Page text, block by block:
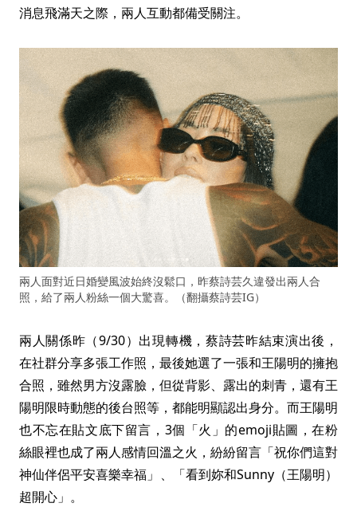
消息飛滿天之際，兩人互動都備受關注。
兩人面對近日婚變風波始終沒鬆口，昨蔡詩芸久違發出兩人合
照，給了兩人粉絲一個大驚喜。（翻攝蔡詩芸IG）
兩人關係昨（9/30）出現轉機，蔡詩芸昨結束演出後，
在社群分享多張工作照，最後她選了一張和王陽明的擁抱
合照，雖然男方沒露臉，但從背影、露出的刺青，還有王
陽明限時動態的後台照等，都能明顯認出身分。而王陽明
也不忘在貼文底下留言，3個「火」的emoji貼圖，在粉
絲眼裡也成了兩人感情回溫之火，紛紛留言「祝你們這對
神仙伴侶平安喜樂幸福」、「看到妳和Sunny（王陽明）
超開心」。